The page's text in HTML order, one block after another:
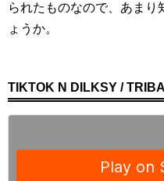
られたものなので、あまり
ょうか。
TIKTOK N DILKSY /